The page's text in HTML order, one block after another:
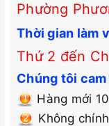
Phường
Thời gian làm
Thứ 2 đến
Chúng tôi
Hàng mới
Không